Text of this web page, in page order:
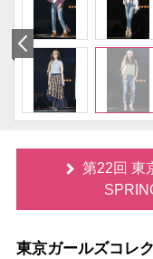
第22回 東
東京ガールズコレ